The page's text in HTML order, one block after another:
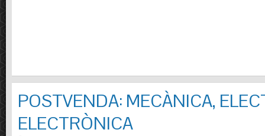
POSTVENDA: MECÀNICA,
ELECTRÒNICA